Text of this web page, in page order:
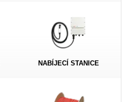
NABÍJECÍ STANICE